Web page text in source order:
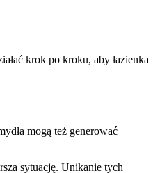
krok po kroku, aby łazienka
mogą też generować
sytuację. Unikanie tych